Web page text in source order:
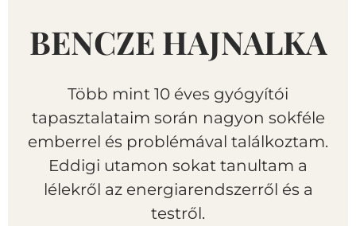
BENCZE HAJNALKA
Több mint 10 éves gyógyítói
tapasztalataim során nagyon sokféle
emberrel és problémával találkoztam.
Eddigi utamon sokat tanultam a
lélekről az energiarendszerről és a
testről.